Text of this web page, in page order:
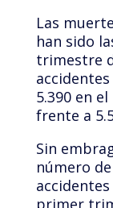
Las
han sido
trimestre
5.390 en
frente a
Sin
número
primer